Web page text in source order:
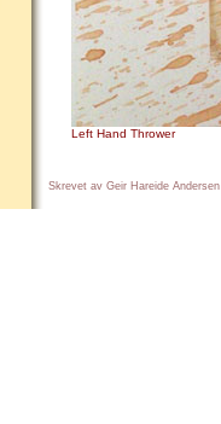
Left Hand Thrower
Skrevet av Geir Hareide Andersen